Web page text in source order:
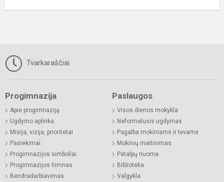
Tvarkaraščiai
Progimnazija
Apie progimnaziją
Ugdymo aplinka
Misija, vizija, prioritetai
Pasiekimai
Progimnazijos simboliai
Progimnazijos himnas
Bendradarbiavimas
Paslaugos
Visos dienos mokykla
Neformalusis ugdymas
Pagalba mokiniams ir tėvams
Mokinių maitinimas
Patalpų nuoma
Biblioteka
Valgykla